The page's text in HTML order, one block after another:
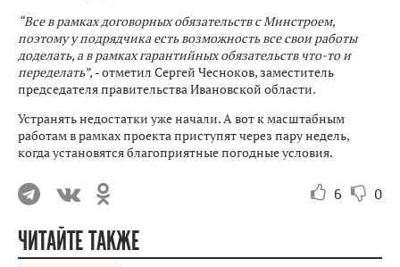
“Все в рамках договорных обязательств с Минстроем,
поэтому у подрядчика есть возможность все свои работы
доделать, а в рамках гарантийных обязательств что-то и
переделать”, - отметил Сергей Чесноков, заместитель
председателя правительства Ивановской области.
Устранять недостатки уже начали. А вот к масштабным
работам в рамках проекта приступят через пару недель,
когда установятся благоприятные погодные условия.
6 0
ЧИТАЙТЕ ТАКЖЕ